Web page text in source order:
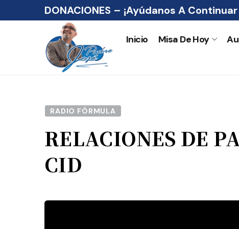
DONACIONES – ¡Ayúdanos A
Inicio Misa De Hoy
RADIO FÓRMULA
RELACIONES DE
CID